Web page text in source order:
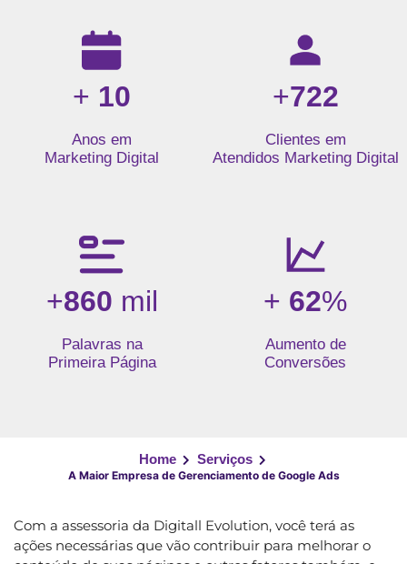
Resultados da nossa agência de marketing digital: mais
+ 10
Anos em
Marketing Digital
+722
Clientes em
Atendidos Marketing Digital
+860 mil
Palavras na
Primeira Página
+ 62%
Aumento de
Conversões
Home Serviços
A Maior Empresa de Gerenciamento de Google Ads
Com a assessoria da Digitall Evolution, você terá as
ações necessárias que vão contribuir para melhorar o